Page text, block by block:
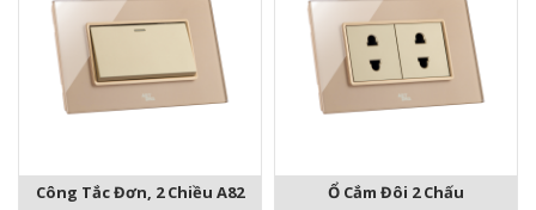
Công Tắc Đơn, 2 Chiều A82 Ổ Cắm Đôi 2 Chấu